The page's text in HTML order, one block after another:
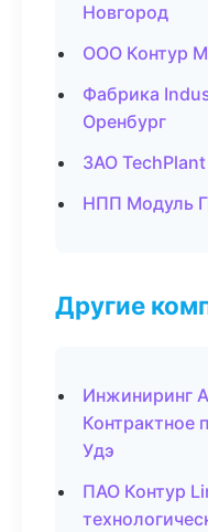
Новгород
ООО Контур
Фабрика
Оренбург
ЗАО
НПП Модуль
Другие
Инжиниринг
Контрактное
Удэ
ПАО Контур